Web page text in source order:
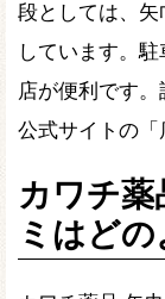
段としては、
しています。
店が便利です
公式サイトの「
カワチ薬
ミはど